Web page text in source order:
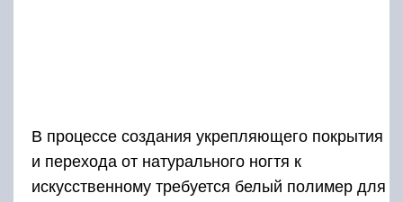
В процессе создания укрепляющего покрытия
и перехода от натурального ногтя к
искусственному требуется белый полимер для